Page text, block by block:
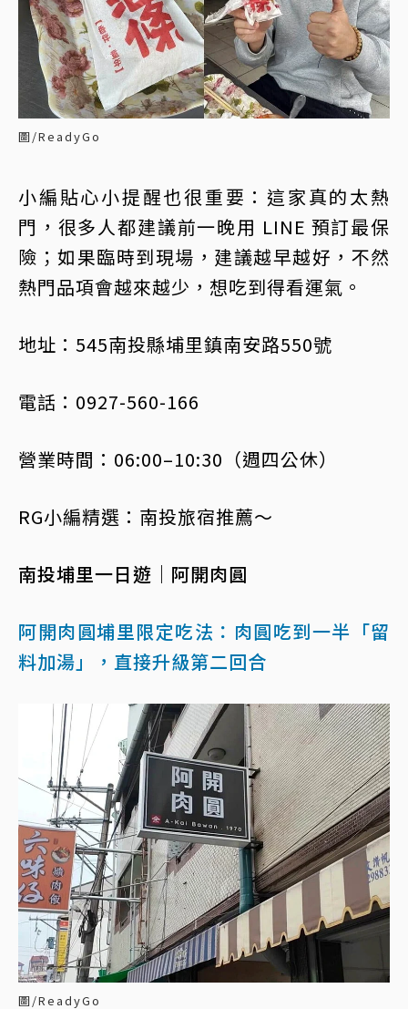
圖/ReadyGo
小編貼心小提醒也很重要：這家真的太熱
門，很多人都建議前一晚用 LINE 預訂最保
險；如果臨時到現場，建議越早越好，不然
熱門品項會越來越少，想吃到得看運氣。
地址：545南投縣埔里鎮南安路550號
電話：0927-560-166
營業時間：06:00–10:30（週四公休）
RG小編精選：南投旅宿推薦～
南投埔里一日遊｜阿開肉圓
阿開肉圓埔里限定吃法：肉圓吃到一半「留
料加湯」，直接升級第二回合
圖/ReadyGo